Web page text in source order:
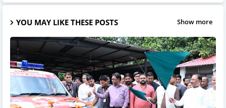
YOU MAY LIKE THESE POSTS Show more